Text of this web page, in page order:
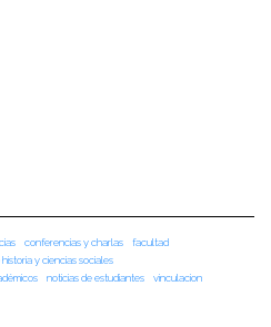
conferencias y charlas
facultad
y ciencias sociales
noticias de estudiantes
vinculacion